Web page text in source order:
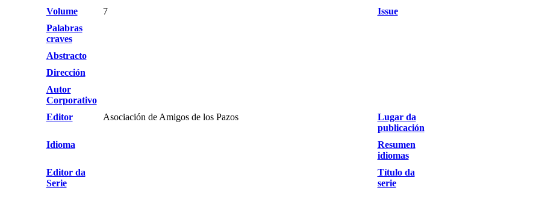
Volume
7 Issue
Palabras
craves
Abstracto
Dirección
Autor
Corporativo
Editor Asociación de Amigos de los Pazos
Lugar da
publicación
Idioma
Resumen
idiomas
Editor da
Serie
Título da
serie